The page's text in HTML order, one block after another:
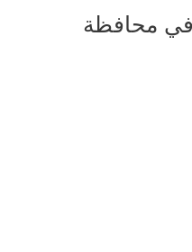
محافظة